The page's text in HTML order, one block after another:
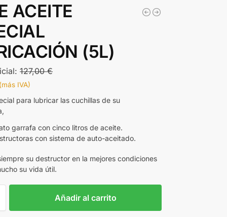
ACEITE
(5L)
127,00€
IVA)
para lubricar las cuchillas de su
garrafa con cinco litros de aceite.
con sistema de auto-aceitado.
su destructor en la mejores condiciones
su vida útil.
Añadir al carrito